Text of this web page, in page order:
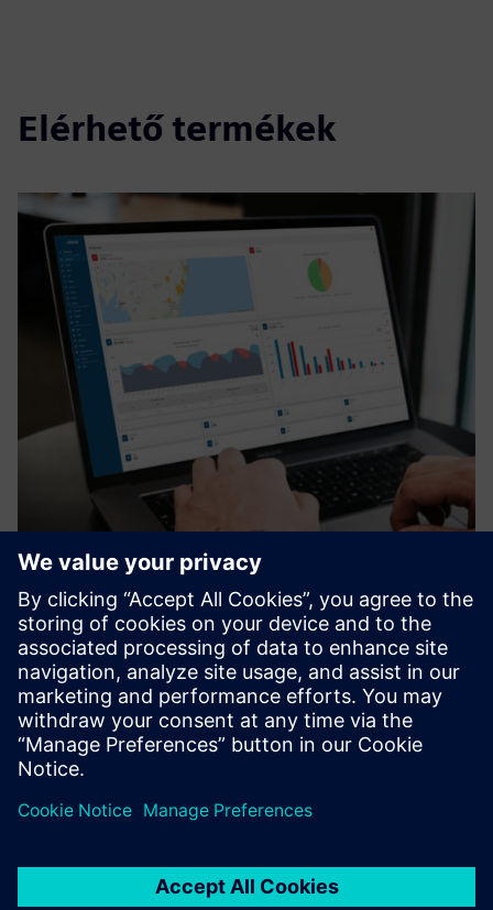
Elérhető termékek
UtiliOS Smart Water Monitoring
Enables remote water monitoring across sites and
identifies unusual usage patterns that could indicate leaks
or system inefficiencies, helping users respond quickly to
avoid water loss and high bills.
További információk